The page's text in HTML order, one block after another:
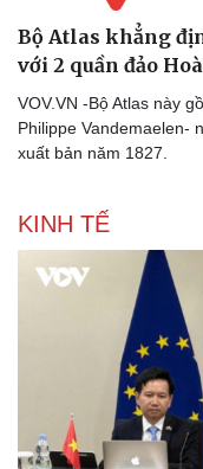
Bộ Atlas khẳng
với 2 quần đảo
VOV.VN -Bộ Atlas này
Philippe Vandemaelen-
xuất bản năm 1827.
KINH TẾ